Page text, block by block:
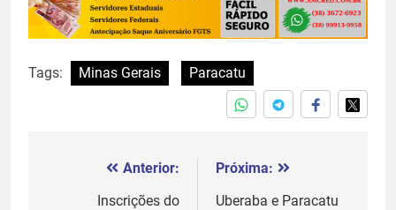
Tags: Minas Gerais Paracatu
Navegação
Anterior:
Inscrições do
Próxima:
Uberaba e Paracatu